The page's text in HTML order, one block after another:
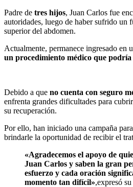
Padre de tres hijos, Juan Carlos fue
autoridades, luego de haber sufrido un
superior del abdomen.
Actualmente, permanece ingresado en
un procedimiento médico que
Debido a que no cuenta con seguro
enfrenta grandes dificultades para
su recuperación.
Por ello, han iniciado una campaña
brindarle la oportunidad de recibir el
«Agradecemos el apoyo de
Juan Carlos y saben la gran
esfuerzo y cada oración
momento tan difícil»,expresó